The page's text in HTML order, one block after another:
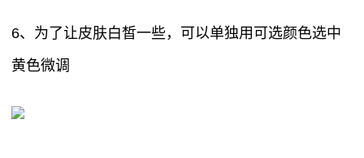
6、为了让皮肤白皙一些，可以单独用可选颜色选中
黄色微调